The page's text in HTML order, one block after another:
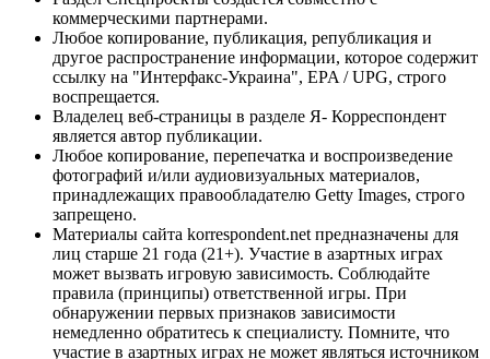
коммерческими партнерами.
Любое копирование, публикация, републикация и
другое распространение информации, которое содержит
ссылку на "Интерфакс-Украина", EPA / UPG, строго
воспрещается.
Владелец веб-страницы в разделе Я- Корреспондент
является автор публикации.
Любое копирование, перепечатка и воспроизведение
фотографий и/или аудиовизуальных материалов,
принадлежащих правообладателю Getty Images, строго
запрещено.
Материалы сайта korrespondent.net предназначены для
лиц старше 21 года (21+). Участие в азартных играх
может вызвать игровую зависимость. Соблюдайте
правила (принципы) ответственной игры. При
обнаружении первых признаков зависимости
немедленно обратитесь к специалисту. Помните, что
участие в азартных играх не может являться источником